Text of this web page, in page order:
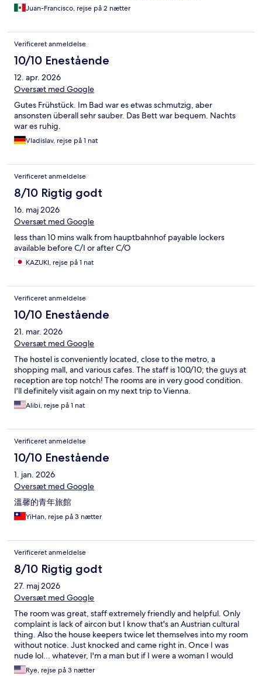
Juan-Francisco, rejse på 2 nætter
Verificeret anmeldelse
10/10 Enestående
12. apr. 2026
Oversæt med Google
Gutes Frühstück. Im Bad war es etwas schmutzig, aber
ansonsten überall sehr sauber. Das Bett war bequem. Nachts
war es ruhig.
Vladislav, rejse på 1 nat
Verificeret anmeldelse
8/10 Rigtig godt
16. maj 2026
Oversæt med Google
less than 10 mins walk from hauptbahnhof payable lockers
available before C/I or after C/O
KAZUKI, rejse på 1 nat
Verificeret anmeldelse
10/10 Enestående
21. mar. 2026
Oversæt med Google
The hostel is conveniently located, close to the metro, a
shopping mall, and various cafes. The staff is 100/10; the guys at
reception are top notch! The rooms are in very good condition.
I'll definitely visit again on my next trip to Vienna.
Alibi, rejse på 1 nat
Verificeret anmeldelse
10/10 Enestående
1. jan. 2026
Oversæt med Google
溫馨的青年旅館
YiHan, rejse på 3 nætter
Verificeret anmeldelse
8/10 Rigtig godt
27. maj 2026
Oversæt med Google
The room was great, staff extremely friendly and helpful. Only
complaint is lack of aircon but I know that's an Austrian cultural
thing. Also the house keepers twice let themselves into my room
without notice. Just knocked and came right in. Once I was
nude lol... whatever, I'm a man but if I were a woman I would
have been upset.
Rye, rejse på 3 nætter